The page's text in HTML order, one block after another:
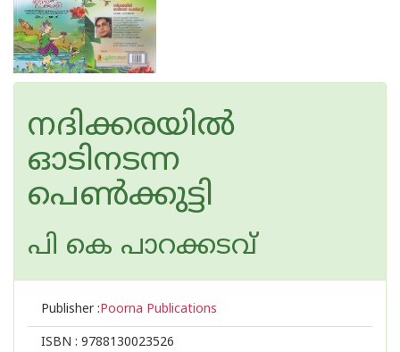
നദിക്കരയില്‍
ഓടിനടന്ന
പെണ്‍ക്കുട്ടി
പി കെ പാറക്കടവ്
Publisher :Poorna Publications
ISBN : 9788130023526